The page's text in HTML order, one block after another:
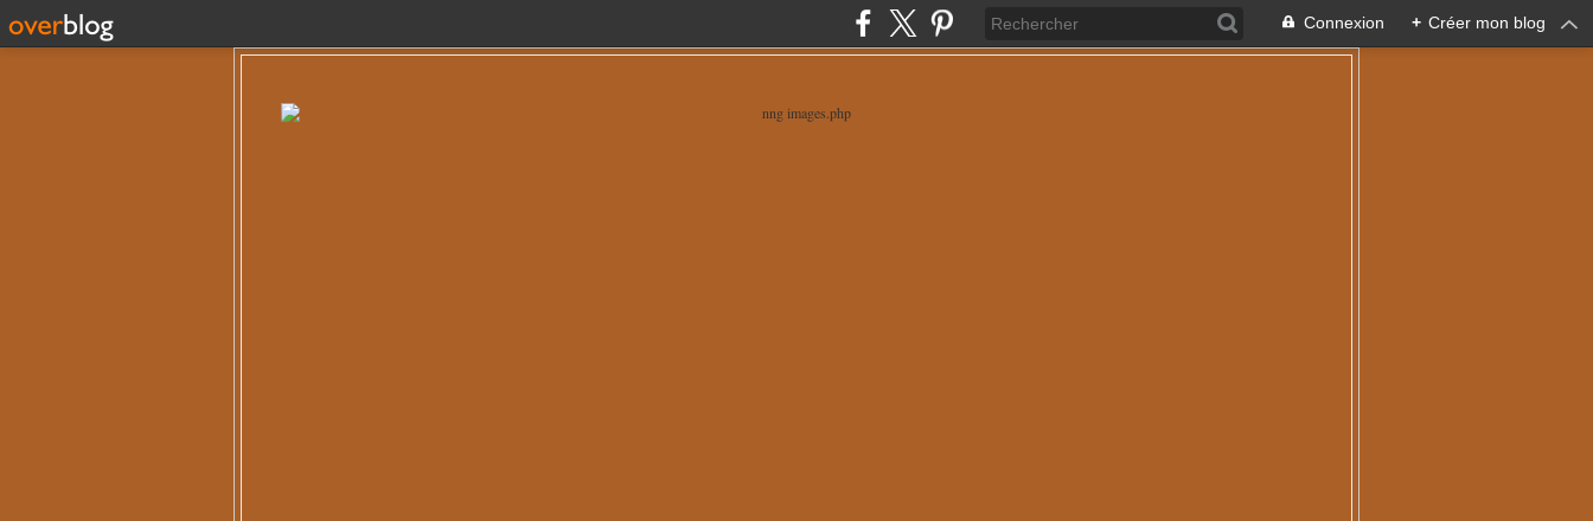
Connexion + Créer mon blog